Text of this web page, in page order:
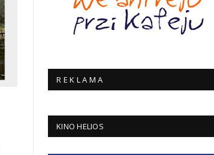
R E K L A M A
KINO HELIOS